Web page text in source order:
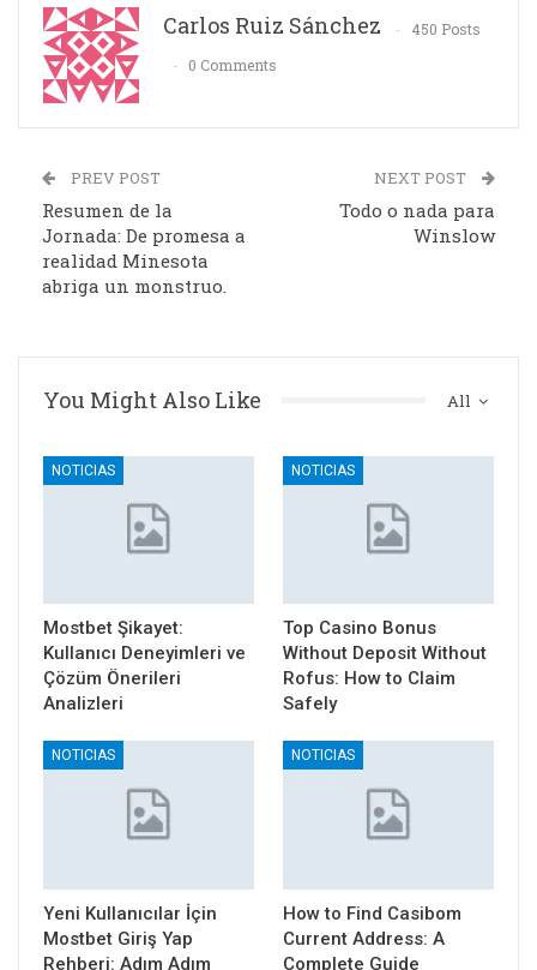
Carlos Ruiz Sánchez
450 Posts
0 Comments
PREV POST
Resumen de la
Jornada: De promesa a
realidad Minesota
abriga un monstruo.
NEXT POST
Todo o nada para
Winslow
All
You Might Also Like
NOTICIAS
Mostbet Şikayet:
Kullanıcı Deneyimleri ve
Çözüm Önerileri
Analizleri
NOTICIAS
Top Casino Bonus
Without Deposit Without
Rofus: How to Claim
Safely
NOTICIAS
Yeni Kullanıcılar İçin
Mostbet Giriş Yap
Rehberi: Adım Adım
NOTICIAS
How to Find Casibom
Current Address: A
Complete Guide